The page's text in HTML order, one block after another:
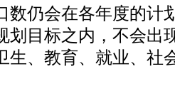
数仍会在各年度的计
划目标之内，不会出
生、教育、就业、社